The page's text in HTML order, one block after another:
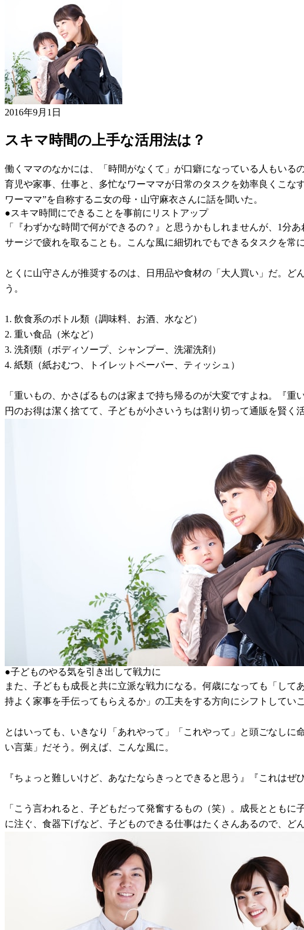
2016年9月1日
スキマ時間の上手な活用法は？
働くママのなかには、「時間がなくて」が口癖になっている人もいる
育児や家事、仕事と、多忙なワーママが日常のタスクを効率良くこな
ワーママ”を自称するニ女の母・山守麻衣さんに話を聞いた。
●スキマ時間にできることを事前にリストアップ
「『わずかな時間で何ができるの？』と思うかもしれませんが、1分
サージで疲れを取ることも。こんな風に細切れでもできるタスクを常
とくに山守さんが推奨するのは、日用品や食材の「大人買い」だ。
う。
1. 飲食系のボトル類（調味料、お酒、水など）
2. 重い食品（米など）
3. 洗剤類（ボディソープ、シャンプー、洗濯洗剤）
4. 紙類（紙おむつ、トイレットペーパー、ティッシュ）
「重いもの、かさばるものは家まで持ち帰るのが大変ですよね。『
円のお得は潔く捨てて、子どもが小さいうちは割り切って通販を賢く
●子どものやる気を引き出して戦力に
また、子どもも成長と共に立派な戦力になる。何歳になっても「し
持よく家事を手伝ってもらえるか」の工夫をする方向にシフトしていこ
とはいっても、いきなり「あれやって」「これやって」と頭ごなし
い言葉」だそう。例えば、こんな風に。
『ちょっと難しいけど、あなたならきっとできると思う』『これはぜ
「こう言われると、子どもだって発奮するもの（笑）。成長ととも
に注ぐ、食器下げなど、子どものできる仕事はたくさんあるので、ど